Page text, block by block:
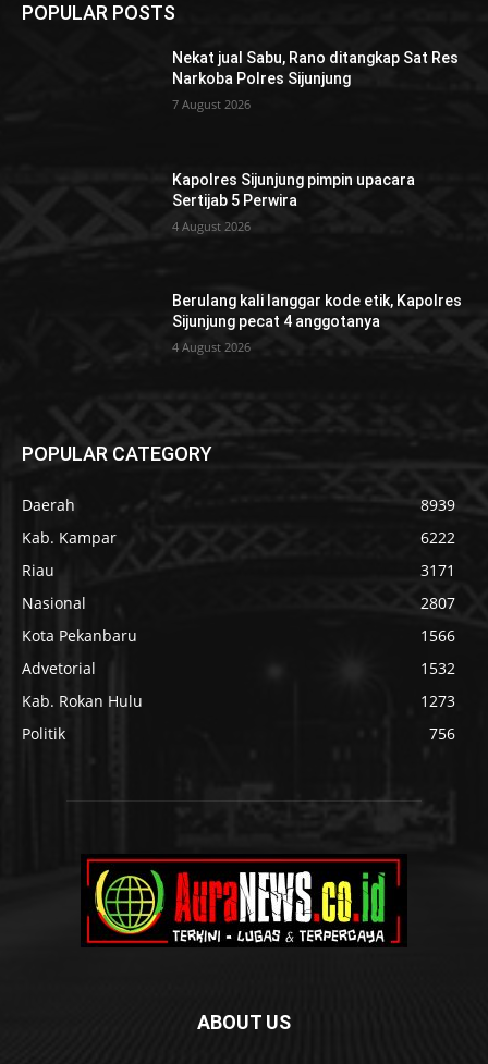
POPULAR POSTS
Nekat jual Sabu, Rano ditangkap Sat Res
Narkoba Polres Sijunjung
7 August 2026
Kapolres Sijunjung pimpin upacara
Sertijab 5 Perwira
4 August 2026
Berulang kali langgar kode etik, Kapolres
Sijunjung pecat 4 anggotanya
4 August 2026
POPULAR CATEGORY
Daerah
8939
Kab. Kampar
6222
Riau
3171
Nasional
2807
Kota Pekanbaru
1566
Advetorial
1532
Kab. Rokan Hulu
1273
Politik
756
ABOUT US